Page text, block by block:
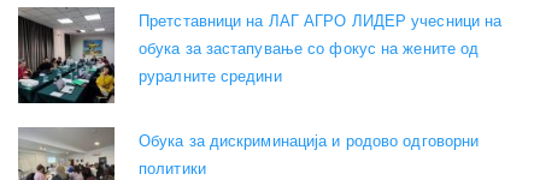
Претставници на ЛАГ АГРО ЛИДЕР учесници на
обука за застапување со фокус на жените од
руралните средини
Обука за дискриминација и родово одговорни
политики